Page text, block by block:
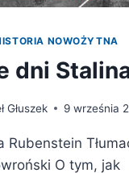
NOWOŻYTNA
dni
Głuszek 9 września
Rubenstein
O tym, jak